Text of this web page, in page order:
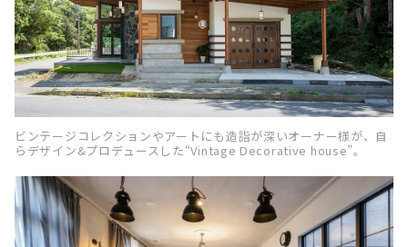
ビンテージコレクションやアートにも造詣が深いオーナー様が、自
らデザイン&プロデュースした“Vintage Decorative house”。